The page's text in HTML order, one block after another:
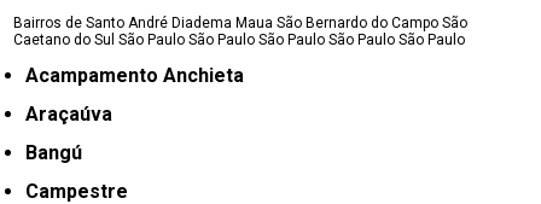
Bairros de Santo André Diadema Maua São Bernardo do Campo São
Caetano do SulSão Paulo São Paulo São Paulo São Paulo São Paulo
Acampamento Anchieta
Araçaúva
Bangú
Campestre